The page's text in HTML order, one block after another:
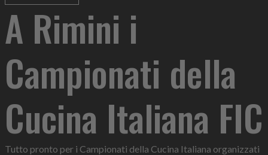
A Rimini i
Campionati della
Cucina Italiana FIC
Tutto pronto per i Campionati della Cucina Italiana organizzati